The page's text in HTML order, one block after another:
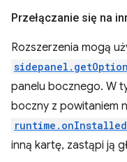
Przełączanie się na
Rozszerzenia mogą
panelu bocznego. W
boczny z powitaniem
inną kartę, zastąpi ją